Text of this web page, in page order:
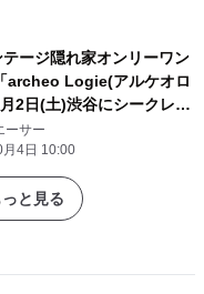
ージ隠れ家オンリーワン
archeo Logie(アルケオロ
2日(土)渋谷にシークレッ
ーサー
4日 10:00
と見る